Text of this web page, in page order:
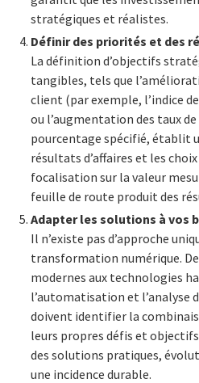
stratégiques et réalistes.
Définir des priorités et des
La définition d’objectifs
tangibles, tels que
client (par exemple, l’indice
ou l’augmentation des taux
pourcentage spécifié, établit
résultats d’affaires et les
focalisation sur la valeur
feuille de route produit des
Adapter les solutions à vos
Il n’existe pas d’approche
transformation numérique.
modernes aux technologies
l’automatisation et l’analyse
doivent identifier la
leurs propres défis et
des solutions pratiques,
une incidence durable.